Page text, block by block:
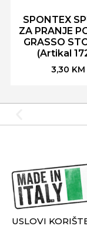
SPONTEX
ZA PRANJE
GRASSO
(Artikal
3,30 KM
USLOVI